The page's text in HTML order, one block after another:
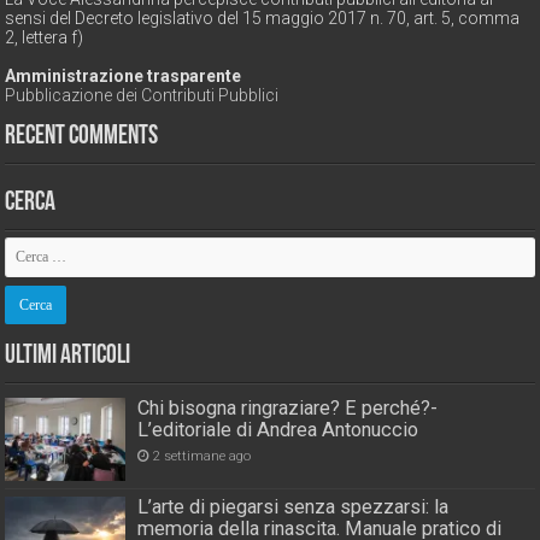
sensi del Decreto legislativo del 15 maggio 2017 n. 70, art. 5, comma
2, lettera f)
Amministrazione trasparente
Pubblicazione dei Contributi Pubblici
Recent Comments
Cerca
Ultimi Articoli
Chi bisogna ringraziare? E perché?-
L’editoriale di Andrea Antonuccio
2 settimane ago
L’arte di piegarsi senza spezzarsi: la
memoria della rinascita. Manuale pratico di